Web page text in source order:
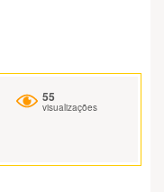
55
visualizações